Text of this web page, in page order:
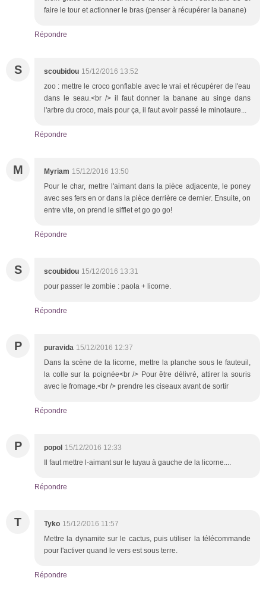
faire le tour et actionner le bras (penser à récupérer la banane)
Répondre
S scoubidou 15/12/2016 13:52
zoo : mettre le croco gonflable avec le vrai et récupérer de l'eau
dans le seau.<br /> il faut donner la banane au singe dans
l'arbre du croco, mais pour ça, il faut avoir passé le minotaure...
Répondre
M Myriam 15/12/2016 13:50
Pour le char, mettre l'aimant dans la pièce adjacente, le poney
avec ses fers en or dans la pièce derrière ce dernier. Ensuite, on
entre vite, on prend le sifflet et go go go!
Répondre
S scoubidou 15/12/2016 13:31
pour passer le zombie : paola + licorne.
Répondre
P puravida 15/12/2016 12:37
Dans la scène de la licorne, mettre la planche sous le fauteuil,
la colle sur la poignée<br /> Pour être délivré, attirer la souris
avec le fromage.<br /> prendre les ciseaux avant de sortir
Répondre
P popol 15/12/2016 12:33
Il faut mettre l-aimant sur le tuyau à gauche de la licorne....
Répondre
T Tyko 15/12/2016 11:57
Mettre la dynamite sur le cactus, puis utiliser la télécommande
pour l'activer quand le vers est sous terre.
Répondre